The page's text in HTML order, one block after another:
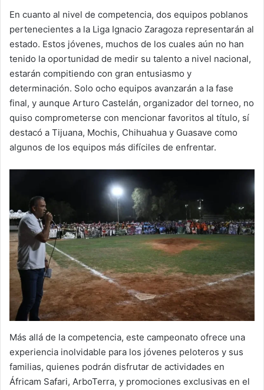
En cuanto al nivel de competencia, dos equipos poblanos
pertenecientes a la Liga Ignacio Zaragoza representarán al
estado. Estos jóvenes, muchos de los cuales aún no han
tenido la oportunidad de medir su talento a nivel nacional,
estarán compitiendo con gran entusiasmo y
determinación. Solo ocho equipos avanzarán a la fase
final, y aunque Arturo Castelán, organizador del torneo, no
quiso comprometerse con mencionar favoritos al título, sí
destacó a Tijuana, Mochis, Chihuahua y Guasave como
algunos de los equipos más difíciles de enfrentar.
Más allá de la competencia, este campeonato ofrece una
experiencia inolvidable para los jóvenes peloteros y sus
familias, quienes podrán disfrutar de actividades en
Áfricam Safari, ArboTerra, y promociones exclusivas en el